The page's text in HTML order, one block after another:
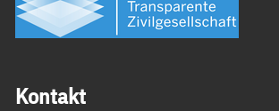
Kon­takt